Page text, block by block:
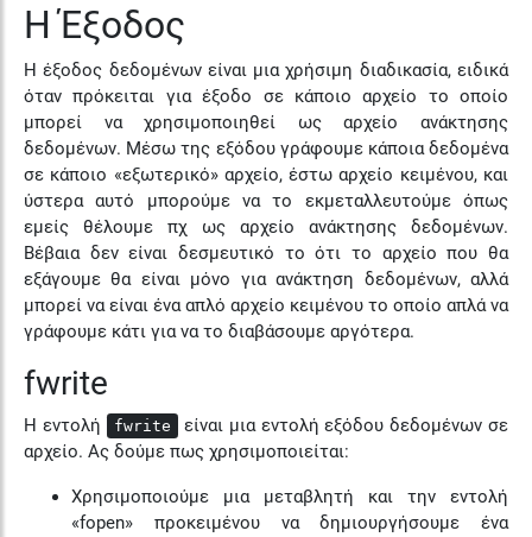
Η Έξοδος
Η έξοδος δεδομένων είναι μια χρήσιμη διαδικασία, ειδικά
όταν πρόκειται για έξοδο σε κάποιο αρχείο το οποίο
μπορεί να χρησιμοποιηθεί ως αρχείο ανάκτησης
δεδομένων. Μέσω της εξόδου γράφουμε κάποια δεδομένα
σε κάποιο «εξωτερικό» αρχείο, έστω αρχείο κειμένου, και
ύστερα αυτό μπορούμε να το εκμεταλλευτούμε όπως
εμείς θέλουμε πχ ως αρχείο ανάκτησης δεδομένων.
Βέβαια δεν είναι δεσμευτικό το ότι το αρχείο που θα
εξάγουμε θα είναι μόνο για ανάκτηση δεδομένων, αλλά
μπορεί να είναι ένα απλό αρχείο κειμένου το οποίο απλά να
γράφουμε κάτι για να το διαβάσουμε αργότερα.
fwrite
Η εντολή fwrite
είναι μια εντολή εξόδου δεδομένων σε
αρχείο. Ας δούμε πως χρησιμοποιείται:
Χρησιμοποιούμε μια μεταβλητή και την εντολή
«fopen» προκειμένου να δημιουργήσουμε ένα